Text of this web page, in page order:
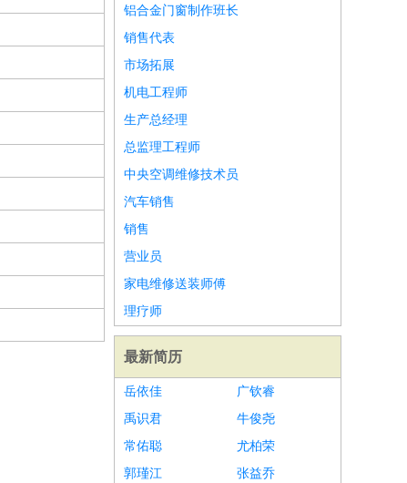
铝合金门窗制作班长
销售代表
市场拓展
机电工程师
生产总经理
总监理工程师
中央空调维修技术员
汽车销售
销售
营业员
家电维修送装师傅
理疗师
最新简历
岳依佳
广钦睿
禹识君
牛俊尧
常佑聪
尤柏荣
郭瑾江
张益乔